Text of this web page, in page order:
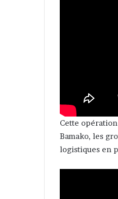
Cette
Bamako, les
logistiques en